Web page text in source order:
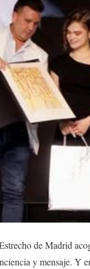
de Madrid
y mensaje. Y